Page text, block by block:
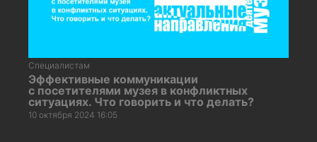
Специалистам
Эффективные коммуникации
с посетителями музея в конфликтных
ситуациях. Что говорить и что делать?
10 октября 2024 16:05